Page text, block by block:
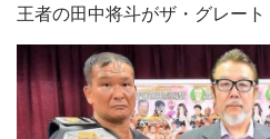
王者の田中将斗がザ・グレー